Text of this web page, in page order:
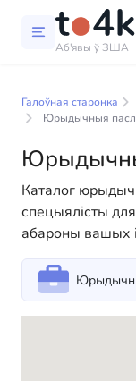
Аб'явы ў ЗША
У нашым
дапамагчы
Мы прапануем
фізічных, так і
ваша жыццё ў
зручным. Ад
паўсядзённай
неабходнае
жыцця ў ЗША
Галоўная старонка
Юрыдычныя
Каталог
спецыялісты
абароны вашых